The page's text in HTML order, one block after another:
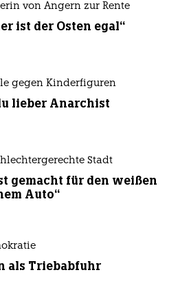
von Angern zur Rente
ist der Osten egal“
gegen Kinderfiguren
lieber Anarchist
Stadt
gemacht für den weißen
Auto“
als Triebabfuhr